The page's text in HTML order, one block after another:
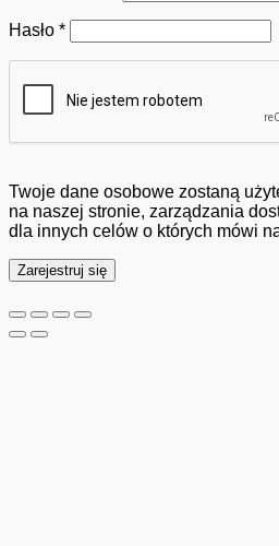
Hasło *Wymagane
Twoje dane osobowe zostaną
na naszej stronie, zarządzania
dla innych celów o których mówi
Zarejestruj się